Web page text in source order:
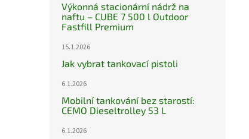
Výkonná stacionární nádrž na
naftu – CUBE 7 500 l Outdoor
Fastfill Premium
15.1.2026
Jak vybrat tankovací pistoli
6.1.2026
Mobilní tankování bez starostí:
CEMO Dieseltrolley 53 L
6.1.2026